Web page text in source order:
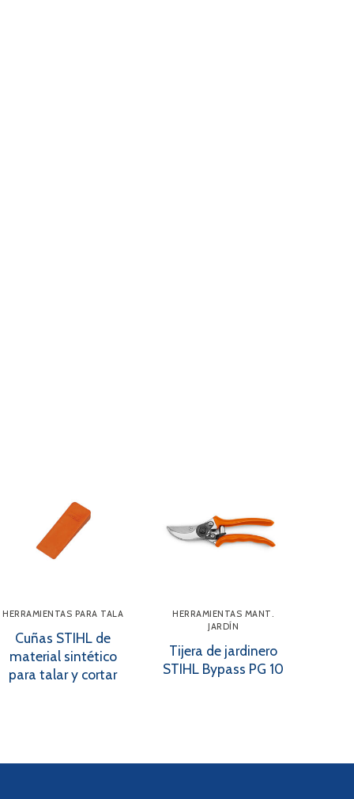
HERRAMIENTAS PARA TALA
Cuñas STIHL de
material sintético
para talar y cortar
HERRAMIENTAS MANT.
JARDÍN
Tijera de jardinero
STIHL Bypass PG 10